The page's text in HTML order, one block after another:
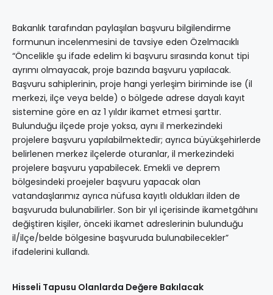
Bakanlık tarafından paylaşılan başvuru bilgilendirme
formunun incelenmesini de tavsiye eden Özelmacıklı
“Öncelikle şu ifade edelim ki başvuru sırasında konut tipi
ayrımı olmayacak, proje bazında başvuru yapılacak.
Başvuru sahiplerinin, proje hangi yerleşim biriminde ise (il
merkezi, ilçe veya belde) o bölgede adrese dayalı kayıt
sistemine göre en az 1 yıldır ikamet etmesi şarttır.
Bulunduğu ilçede proje yoksa, aynı il merkezindeki
projelere başvuru yapılabilmektedir; ayrıca büyükşehirlerde
belirlenen merkez ilçelerde oturanlar, il merkezindeki
projelere başvuru yapabilecek. Emekli ve deprem
bölgesindeki proejeler başvuru yapacak olan
vatandaşlarımız ayrıca nüfusa kayıtlı oldukları ilden de
başvuruda bulunabilirler. Son bir yıl içerisinde ikametgâhını
değiştiren kişiler, önceki ikamet adreslerinin bulunduğu
il/ilçe/belde bölgesine başvuruda bulunabilecekler”
ifadelerini kullandı.
Hisseli Tapusu Olanlarda Değere Bakılacak